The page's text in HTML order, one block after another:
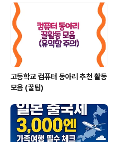
고등학교 컴퓨터 동아리 추천 활동
모음 (꿀팁)